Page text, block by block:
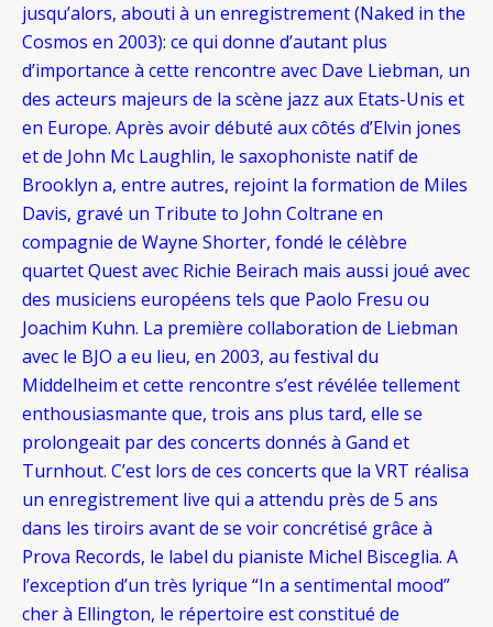
jusqu’alors, abouti à un enregistrement (Naked in the
Cosmos en 2003): ce qui donne d’autant plus
d’importance à cette rencontre avec Dave Liebman, un
des acteurs majeurs de la scène jazz aux Etats-Unis et
en Europe. Après avoir débuté aux côtés d’Elvin jones
et de John Mc Laughlin, le saxophoniste natif de
Brooklyn a, entre autres, rejoint la formation de Miles
Davis, gravé un Tribute to John Coltrane en
compagnie de Wayne Shorter, fondé le célèbre
quartet Quest avec Richie Beirach mais aussi joué avec
des musiciens européens tels que Paolo Fresu ou
Joachim Kuhn. La première collaboration de Liebman
avec le BJO a eu lieu, en 2003, au festival du
Middelheim et cette rencontre s’est révélée tellement
enthousiasmante que, trois ans plus tard, elle se
prolongeait par des concerts donnés à Gand et
Turnhout. C’est lors de ces concerts que la VRT réalisa
un enregistrement live qui a attendu près de 5 ans
dans les tiroirs avant de se voir concrétisé grâce à
Prova Records, le label du pianiste Michel Bisceglia. A
l’exception d’un très lyrique “In a sentimental mood”
cher à Ellington, le répertoire est constitué de